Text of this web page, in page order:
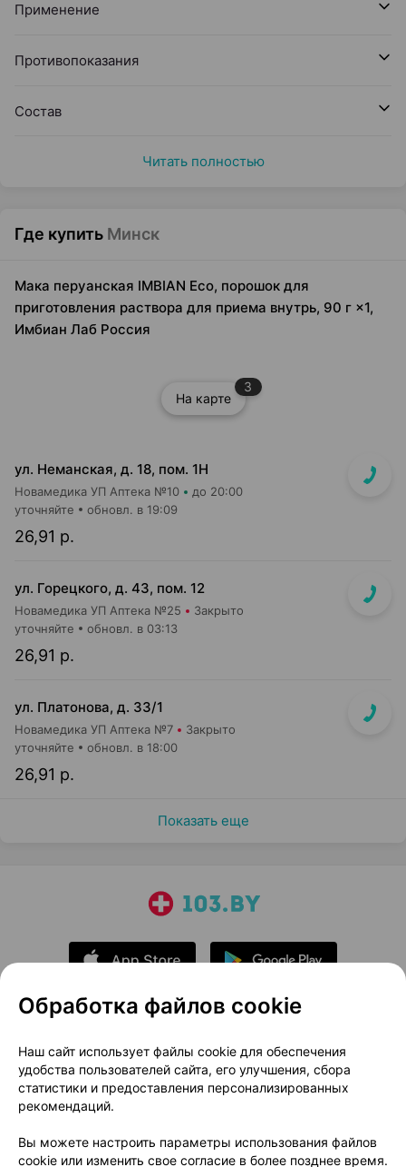
Применение
Противопоказания
Состав
Читать полностью
Где купить Минск
Мака перуанская IMBIAN Eco, порошок для
приготовления раствора для приема внутрь, 90 г ×1,
Имбиан Лаб Россия
На карте
3
ул. Неманская, д. 18, пом. 1Н
Новамедика УП Аптека №10 до 20:00
26,91 р.
уточняйте обновл. в 19:09
ул. Горецкого, д. 43, пом. 12
Новамедика УП Аптека №25 Закрыто
26,91 р.
уточняйте обновл. в 03:13
ул. Платонова, д. 33/1
Новамедика УП Аптека №7 Закрыто
26,91 р.
уточняйте обновл. в 18:00
Показать еще
О проекте
Новости проекта
Размещение рекламы
Медицинский маркетинг
Публичный договор
Доставка
Способы оплаты
Вакансии Партнеры
Обработка файлов cookie
Наш сайт использует файлы cookie для обеспечения
удобства пользователей сайта, его улучшения, сбора
статистики и предоставления персонализированных
рекомендаций.
Вы можете настроить параметры использования файлов
cookie или изменить свое согласие в более позднее время.